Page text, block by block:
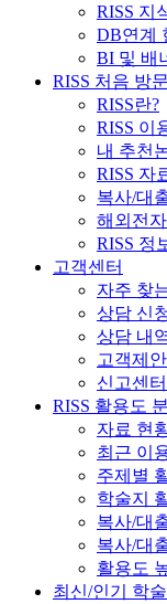
RISS 지
DB연계
BI 및 배
RISS 처음 방
RISS란?
RISS 이
내 추천
RISS 자
복사/대
해외전
RISS 정
고객센터
자주 찾
상담 신
상담 내
고객제안
신고센터
RISS 활용도
자료 현
최근 이
주제별
학술지
복사/대
복사/대
활용도
최신/인기 학